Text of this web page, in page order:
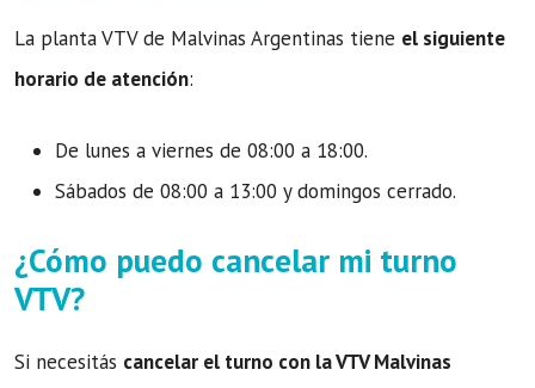
La planta VTV de Malvinas Argentinas tiene el siguiente
horario de atención:
De lunes a viernes de 08:00 a 18:00.
Sábados de 08:00 a 13:00 y domingos cerrado.
¿Cómo puedo cancelar mi turno
VTV?
Si necesitás cancelar el turno con la VTV Malvinas